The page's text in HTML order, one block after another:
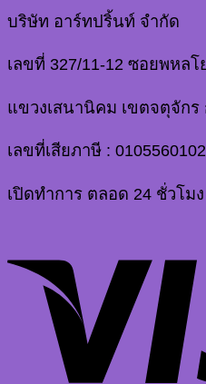
บริษัท อาร์ทปริ้นท์ จำกัด
เลขที่ 327/11-12 ซอยพหลโ
แขวงเสนานิคม เขตจตุจักร
เลขที่เสียภาษี :
เปิดทำการ ตลอด 24 ชั่วโมง